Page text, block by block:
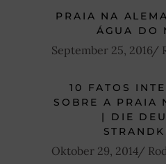
PRAIA NA
ÁGUA DO
September 25, 2016
10 FATOS
SOBRE A PRAIA
| DIE
Oktober 29, 2014